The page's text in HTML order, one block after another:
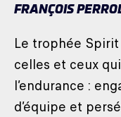
FRANÇOIS
Le trophée
celles et ceux
l’endurance :
d’équipe et